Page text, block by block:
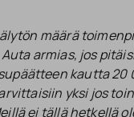
määrä
armias, jos
kautta 20
yksi jos
ei tällä hetkellä